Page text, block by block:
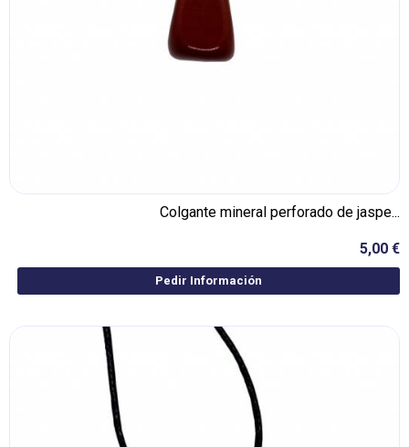
Colgante mineral perforado de jaspe...
5,00 €
Pedir Información